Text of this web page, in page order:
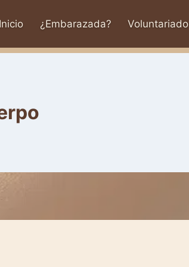
Inicio ¿Embarazada? Voluntariado